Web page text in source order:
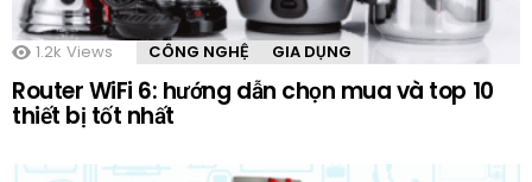
1.2k Views CÔNG NGHỆ GIA DỤNG
Router WiFi 6: hướng dẫn chọn mua và top 10
thiết bị tốt nhất